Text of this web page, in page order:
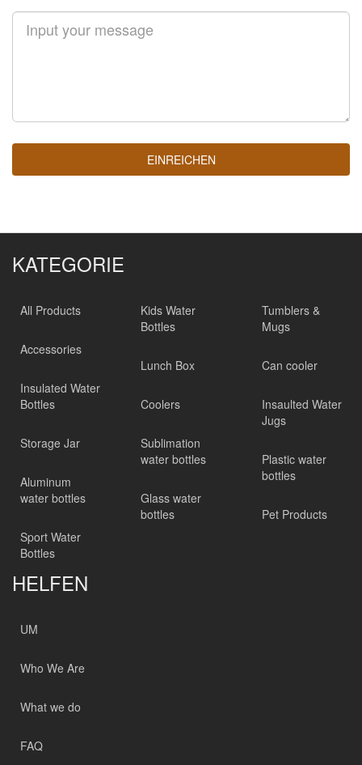
EINREICHEN
KATEGORIE
All Products
Accessories
Insulated Water
Bottles
Storage Jar
Aluminum
water bottles
Sport Water
Bottles
Kids Water
Bottles
Lunch Box
Coolers
Sublimation
water bottles
Glass water
bottles
Tumblers &
Mugs
Can cooler
Insaulted Water
Jugs
Plastic water
bottles
Pet Products
HELFEN
UM
Who We Are
What we do
FAQ